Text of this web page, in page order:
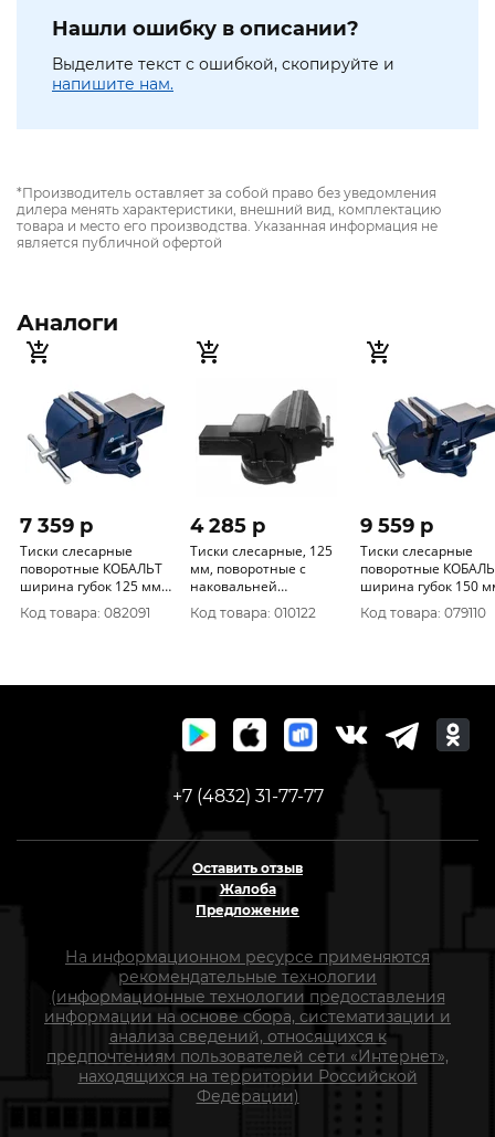
Нашли ошибку в описании?
Выделите текст с ошибкой, скопируйте и
напишите нам.
*Производитель оставляет за собой право без уведомления
дилера менять характеристики, внешний вид, комплектацию
товара и место его производства. Указанная информация не
является публичной офертой
Аналоги
7 359 p
Тиски слесарные
поворотные КОБАЛЬТ
ширина губок 125 мм,
захват 130 мм, 13 кг,
наковальня, коробка
Код товара: 082091
4 285 p
Тиски слесарные, 125
мм, поворотные с
наковальней
РемоКолор 44-4-212
Код товара: 010122
9 559 p
Тиски слесарные
поворотные
ширина губок 150
захват 150 мм, 17 кг,
наковальня, 245-992
Код товара: 079110
+7 (4832) 31-77-77
Оставить отзыв
Жалоба
Предложение
На информационном ресурсе применяются
рекомендательные технологии
(информационные технологии предоставления
информации на основе сбора, систематизации и
анализа сведений, относящихся к
предпочтениям пользователей сети «Интернет»,
находящихся на территории Российской
Федерации)